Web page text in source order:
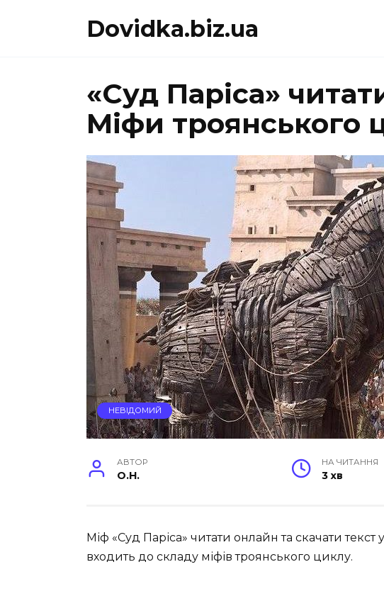
Dovidka.biz.ua
«Суд Паріса»
Міфи троянського
НЕВІДОМИЙ
АВТОР
O.H.
НА ЧИТАННЯ
3 хв
Міф «Суд Паріса» читати онлайн та скачати
входить до складу міфів троянського циклу.